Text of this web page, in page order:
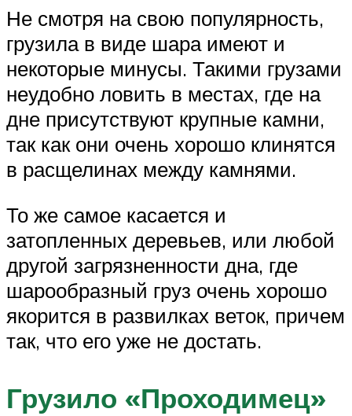
Не смотря на свою популярность,
грузила в виде шара имеют и
некоторые минусы. Такими грузами
неудобно ловить в местах, где на
дне присутствуют крупные камни,
так как они очень хорошо клинятся
в расщелинах между камнями.
То же самое касается и
затопленных деревьев, или любой
другой загрязненности дна, где
шарообразный груз очень хорошо
якорится в развилках веток, причем
так, что его уже не достать.
Грузило «Проходимец»